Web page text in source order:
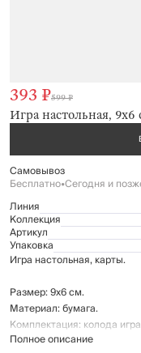
Игра настольная,
393 ₽599 ₽
Самовывоз
Бесплатно•Сегодня и
Линия
Коллекция
Артикул
Упаковка
Игра настольная, карты.
Размер: 9х6 см.
Материал: бумага.
Комплектация: колода
Полное описание